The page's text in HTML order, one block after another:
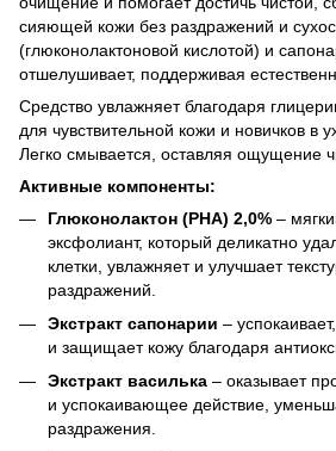
сияющей кожи без раздражений и
(глюконолактоновой кислотой) и
отшелушивает, поддерживая
Средство увлажняет благодаря
для чувствительной кожи и новичков в
Легко смывается, оставляя ощущение
Активные компоненты:
Глюконолактон (PHA) 2,0% –
эксфолиант, который деликатно
клетки, увлажняет и улучшает
раздражений.
Экстракт сапонарии –
и защищает кожу благодаря
Экстракт василька – оказывает
и успокаивающее действие,
раздражения.